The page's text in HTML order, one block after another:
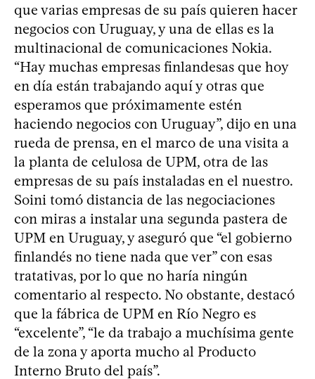
que varias empresas de su país quieren hacer
negocios con Uruguay, y una de ellas es la
multinacional de comunicaciones Nokia.
“Hay muchas empresas finlandesas que hoy
en día están trabajando aquí y otras que
esperamos que próximamente estén
haciendo negocios con Uruguay”, dijo en una
rueda de prensa, en el marco de una visita a
la planta de celulosa de UPM, otra de las
empresas de su país instaladas en el nuestro.
Soini tomó distancia de las negociaciones
con miras a instalar una segunda pastera de
UPM en Uruguay, y aseguró que “el gobierno
finlandés no tiene nada que ver” con esas
tratativas, por lo que no haría ningún
comentario al respecto. No obstante, destacó
que la fábrica de UPM en Río Negro es
“excelente”, “le da trabajo a muchísima gente
de la zona y aporta mucho al Producto
Interno Bruto del país”.